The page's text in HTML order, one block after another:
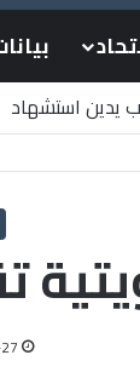
يدين استشهاد